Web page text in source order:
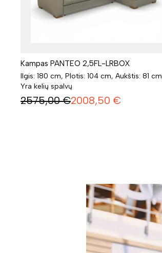
Kampas PANTEO 2,5FL-LRBOX
Ilgis: 180 cm, Plotis: 104 cm, Aukštis: 81 cm
Yra kelių spalvų
2575,00 €2008,50 €